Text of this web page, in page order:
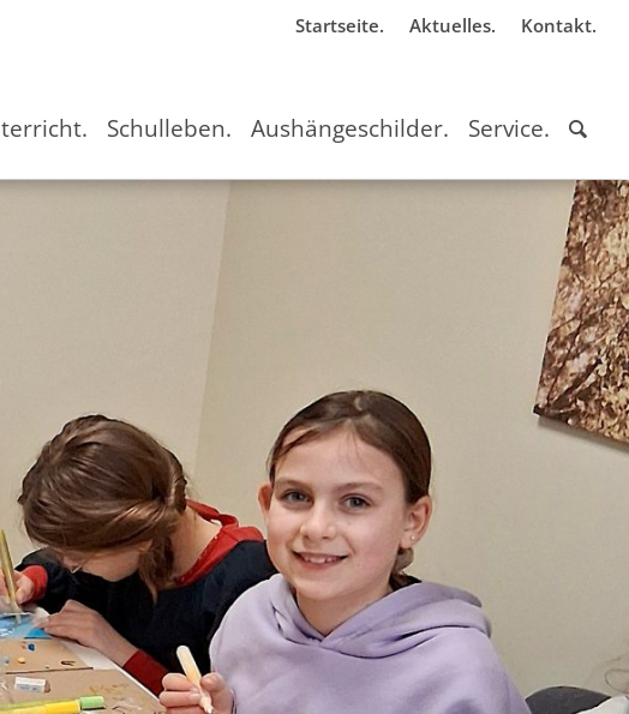
Startseite. Aktuelles. Kontakt.
Schulleben. Aushängeschilder. Service.